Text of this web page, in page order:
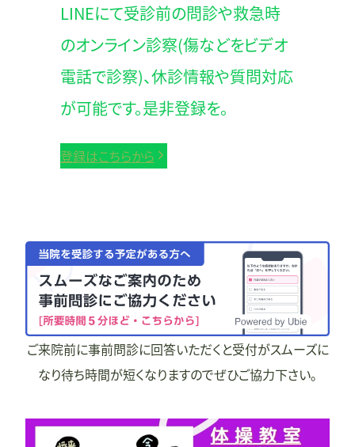
LINEにて受診前の問診や救急時
のオンライン診察(傷などをビデオ
電話で診察)、休診情報や質問対応
が可能です。是非登録を。
登録はこちらから
ご来院前に事前問診に回答いただくと受付がスムーズに
なり待ち時間が短くなりますのでぜひご協力下さい。